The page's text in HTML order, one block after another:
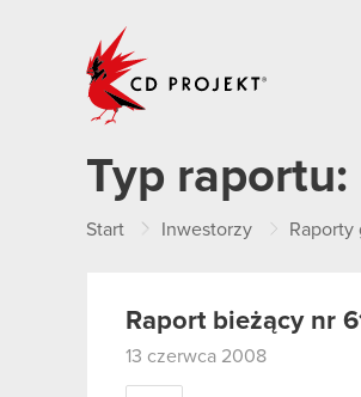
Typ raportu:
Start Inwestorzy Raporty
Raport bieżący nr
13 czerwca 2008